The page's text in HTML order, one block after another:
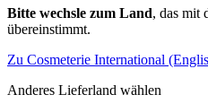
Bitte wechsle zum Land, das mit
übereinstimmt.
Zu Cosmeterie International
Anderes Lieferland wählen